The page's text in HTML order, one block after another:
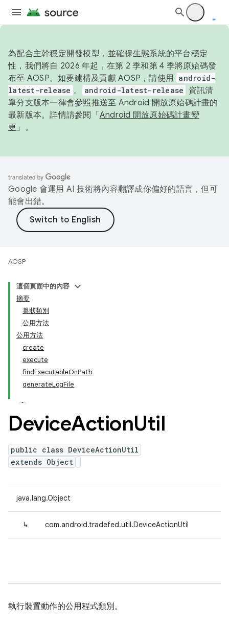
為配合主幹穩定開發模型，並確保生態系統的平台穩定
性，我們將自 2026 年起，在第 2 季和第 4 季將原始碼發
布至 AOSP。如要建構及貢獻 AOSP，請使用 android-
latest-release 。 android-latest-release
資訊清
單分支版本一律會參照推送至 Android 開放原始碼計畫的
最新版本。詳情請參閱「 Android 開放原始碼計畫變
更 」。
Google 會運用 AI 技術將內容翻譯成你偏好的語言，但可
能會出錯。
AOSP
這個頁面中的內容
摘要
巢狀類別
公用方法
公用方法
create
execute
findExecutableOnPath
generateLogFile
DeviceActionUtil
public class DeviceActionUtil
extends Object
java.lang.Object
↳ com.android.tradefed.util.DeviceActionUtil
執行裝置動作的公用程式類別。